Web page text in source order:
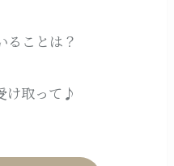
ることは？
け取って♪